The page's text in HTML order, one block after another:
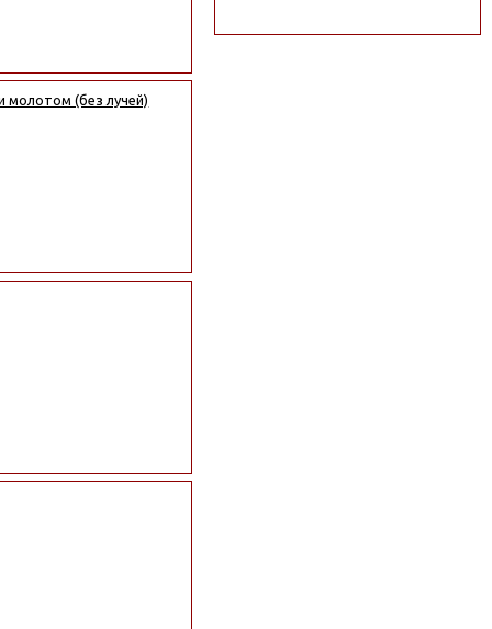
молотом (без лучей)